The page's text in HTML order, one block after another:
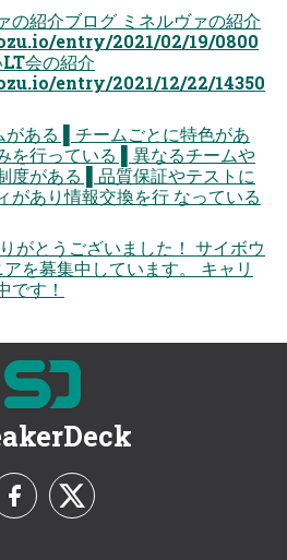
の紹介ブログ ミネルヴァの紹介
entry/2021/02/19/0800
会の紹介
entry/2021/12/22/14350
がある ▌チームごとに特色があ
を行っている ▌異なるチームや
度がある ▌品質保証やテストに
があり情報交換を行 なっている
がとうございました！ サイボウ
を募集中しています。 キャリ
です！